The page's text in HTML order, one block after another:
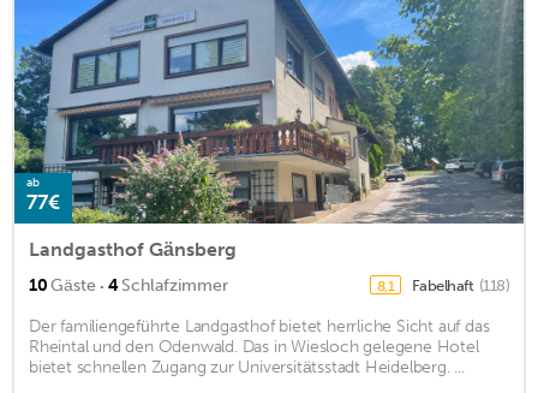
ab
77€
Landgasthof Gänsberg
10Gäste · 4Schlafzimmer 8,1 Fabelhaft (118)
Der familiengeführte Landgasthof bietet herrliche Sicht auf das
Rheintal und den Odenwald. Das in Wiesloch gelegene Hotel
bietet schnellen Zugang zur Universitätsstadt Heidelberg. ...